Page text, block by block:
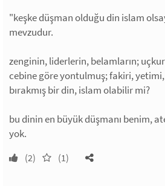
"keşke düşman olduğu din islam
mevzudur.
zenginin, liderlerin, belamların;
cebine göre yontulmuş; fakiri,
bırakmış bir din, islam olabilir mi?
bu dinin en büyük düşmanı benim,
yok.
(2) (1)